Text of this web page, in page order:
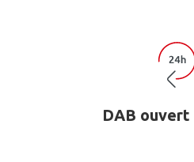
DAB ouvert